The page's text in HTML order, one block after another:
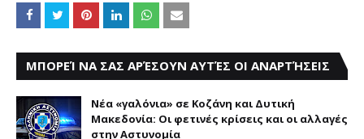
ΜΠΟΡΕΊ ΝΑ ΣΑΣ ΑΡΈΣΟΥΝ ΑΥΤΈΣ ΟΙ ΑΝΑΡΤΉΣΕΙΣ
Νέα «γαλόνια» σε Κοζάνη και Δυτική
Μακεδονία: Οι φετινές κρίσεις και οι αλλαγές
στην Αστυνομία